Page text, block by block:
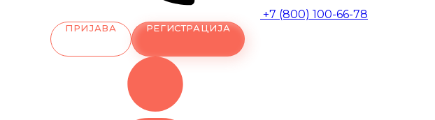
+7 (800) 100-66-78
ПРИЈАВА РЕГИСТРАЦИЈА